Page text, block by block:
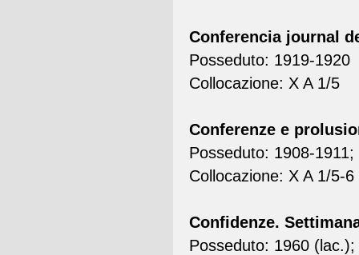
Conferencia journal
Posseduto: 1919-1920
Collocazione: X A 1/5
Conferenze e
Posseduto: 1908-
Collocazione: X A 1/5-6
Confidenze.
Posseduto: 1960 (lac.);